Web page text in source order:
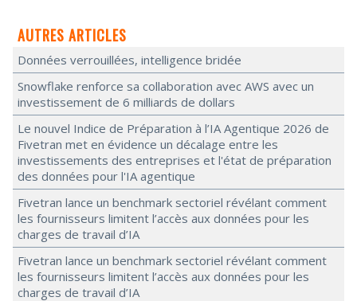
AUTRES ARTICLES
Données verrouillées, intelligence bridée
Snowflake renforce sa collaboration avec AWS avec un
investissement de 6 milliards de dollars
Le nouvel Indice de Préparation à l’IA Agentique 2026 de
Fivetran met en évidence un décalage entre les
investissements des entreprises et l'état de préparation
des données pour l'IA agentique
Fivetran lance un benchmark sectoriel révélant comment
les fournisseurs limitent l’accès aux données pour les
charges de travail d’IA
Fivetran lance un benchmark sectoriel révélant comment
les fournisseurs limitent l’accès aux données pour les
charges de travail d’IA